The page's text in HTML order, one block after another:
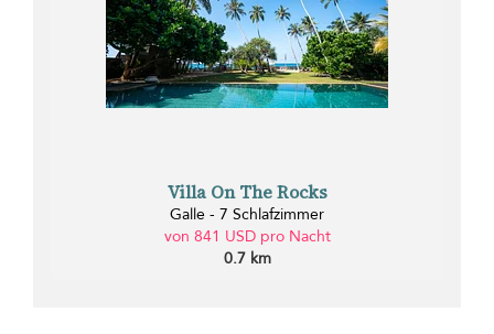
Villa On The Rocks
Galle - 7 Schlafzimmer
von 841 USD pro Nacht
0.7 km